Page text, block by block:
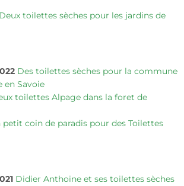
Deux toilettes sèches pour les jardins de
Des toilettes sèches pour la commune
en Savoie
toilettes Alpage dans la foret de
petit coin de paradis pour des Toilettes
Didier Anthoine et ses toilettes sèches